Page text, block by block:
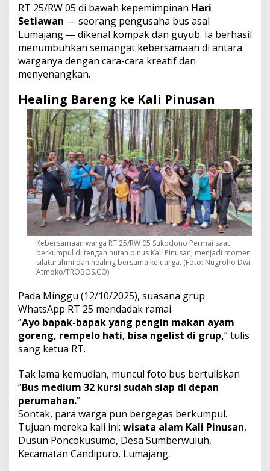
RT 25/RW 05 di bawah kepemimpinan Hari
Setiawan — seorang pengusaha bus asal
Lumajang — dikenal kompak dan guyub. Ia berhasil
menumbuhkan semangat kebersamaan di antara
warganya dengan cara-cara kreatif dan
menyenangkan.
Healing Bareng ke Kali Pinusan
Kebersamaan warga RT 25/RW 05 Sukodono Permai saat
berkumpul di tengah hutan pinus Kali Pinusan, menjadi momen
silaturahmi dan healing bersama keluarga. (Foto: Nugroho Dwi
Atmoko/TROBOS.CO)
Pada Minggu (12/10/2025), suasana grup
WhatsApp RT 25 mendadak ramai.
“Ayo bapak-bapak yang pengin makan ayam
goreng, rempelo hati, bisa ngelist di grup,” tulis
sang ketua RT.
Tak lama kemudian, muncul foto bus bertuliskan
“Bus medium 32 kursi sudah siap di depan
perumahan.”
Sontak, para warga pun bergegas berkumpul.
Tujuan mereka kali ini: wisata alam Kali Pinusan,
Dusun Poncokusumo, Desa Sumberwuluh,
Kecamatan Candipuro, Lumajang.